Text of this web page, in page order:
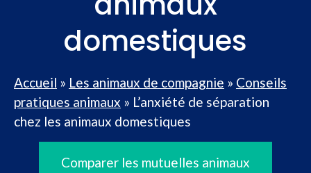
domestiques
Accueil » Les animaux de compagnie » Conseils
pratiques animaux » L’anxiété de séparation
chez les animaux domestiques
Comparer les mutuelles animaux